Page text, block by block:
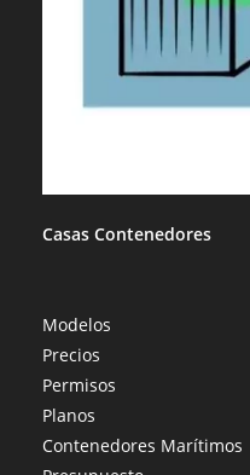
Casas Contenedores
Modelos
Precios
Permisos
Planos
Contenedores Marítimos